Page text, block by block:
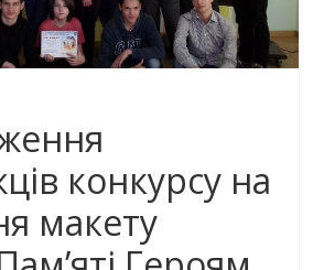
конкурсу на
макету